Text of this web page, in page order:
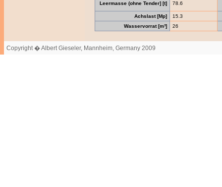
Leermasse (ohne Tender] [t] 78.6
Achslast [Mp]
15.3
Wasservorrat [m³]
26
Copyright � Albert Gieseler, Mannheim, Germany 2009